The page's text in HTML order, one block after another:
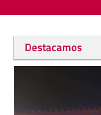
Destacamos